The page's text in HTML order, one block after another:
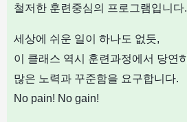
철저한 훈련중심의 프로그램입니다.
세상에 쉬운 일이 하나도 없듯,
이 클래스 역시 훈련과정에서 당연히
많은 노력과 꾸준함을 요구합니다.
No pain! No gain!